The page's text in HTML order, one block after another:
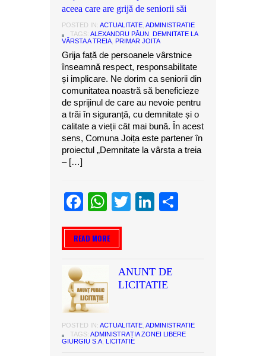
aceea care are grijă de seniorii săi
POSTED IN: ACTUALITATE ADMINISTRATIE
TAGS: ALEXANDRU PĂUN DEMNITATE LA
VÂRSTA A TREIA PRIMAR JOITA
Grija față de persoanele vârstnice
înseamnă respect, responsabilitate
și implicare. Ne dorim ca seniorii din
comunitatea noastră să beneficieze
de sprijinul de care au nevoie pentru
a trăi în siguranță, cu demnitate și o
calitate a vieții cât mai bună. În acest
sens, Comuna Joița este partener în
proiectul „Demnitate la vârsta a treia
– […]
Facebook
WhatsApp
TwitterLinkedIn
READ MORE
ANUNT DE
LICITATIE
POSTED IN: ACTUALITATE ADMINISTRATIE
TAGS: ADMINISTRAȚIA ZONEI LIBERE
GIURGIU S.A LICITATIE